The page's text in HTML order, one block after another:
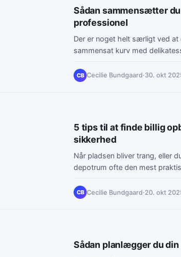
Sådan sammensætter
professionel
Der er noget helt særligt ved at
sammensat kurv med
CB Cecilie Bundgaard·30. okt
5 tips til at finde billig
sikkerhed
Når pladsen bliver trang, eller
depotrum ofte den mest
CB Cecilie Bundgaard·20. okt
Sådan planlægger du